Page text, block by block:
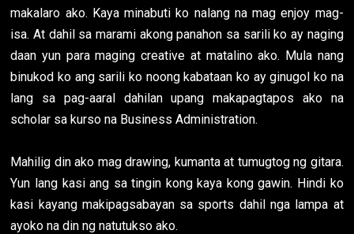
makalaro ako. Kaya minabuti ko nalang na mag enjoy mag-
isa. At dahil sa marami akong panahon sa sarili ko ay naging
daan yun para maging creative at matalino ako. Mula nang
binukod ko ang sarili ko noong kabataan ko ay ginugol ko na
lang sa pag-aaral dahilan upang makapagtapos ako na
scholar sa kurso na Business Administration.
Mahilig din ako mag drawing, kumanta at tumugtog ng gitara.
Yun lang kasi ang sa tingin kong kaya kong gawin. Hindi ko
kasi kayang makipagsabayan sa sports dahil nga lampa at
ayoko na din ng natutukso ako.